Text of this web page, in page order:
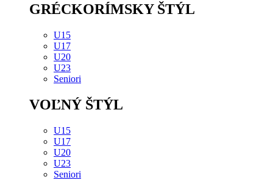
GRÉCKORÍMSKY ŠTÝL
U15
U17
U20
U23
Seniori
VOĽNÝ ŠTÝL
U15
U17
U20
U23
Seniori